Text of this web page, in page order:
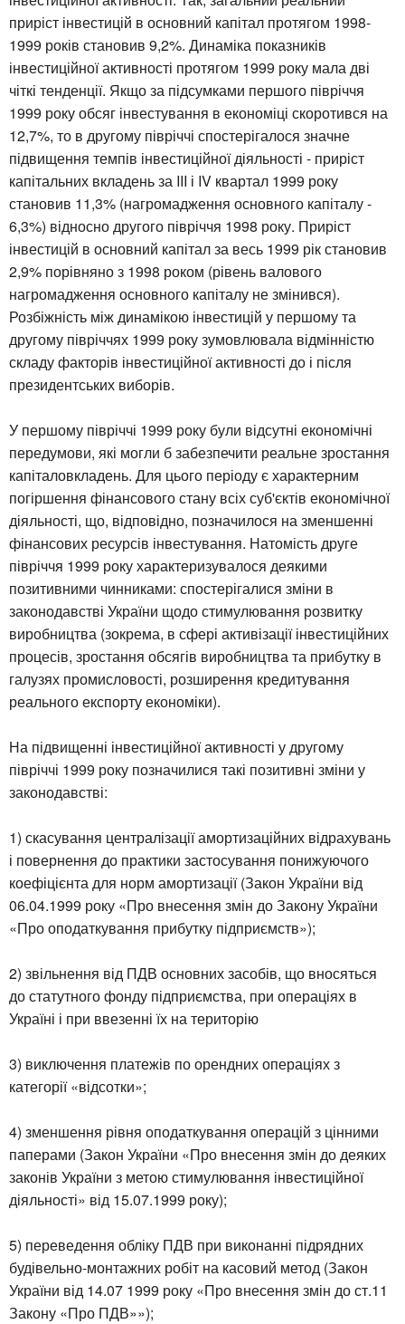
приріст інвестицій в основний капітал протягом 1998-
1999 років становив 9,2%. Динаміка показників
інвестиційної активності протягом 1999 року мала дві
чіткі тенденції. Якщо за підсумками першого півріччя
1999 року обсяг інвестування в економіці скоротився на
12,7%, то в другому півріччі спостерігалося значне
підвищення темпів інвестиційної діяльності - приріст
капітальних вкладень за III і IV квартал 1999 року
становив 11,3% (нагромадження основного капіталу -
6,3%) відносно другого півріччя 1998 року. Приріст
інвестицій в основний капітал за весь 1999 рік становив
2,9% порівняно з 1998 роком (рівень валового
нагромадження основного капіталу не змінився).
Розбіжність між динамікою інвестицій у першому та
другому півріччях 1999 року зумовлювала відмінністю
складу факторів інвестиційної активності до і після
президентських виборів.
У першому півріччі 1999 року були відсутні економічні
передумови, які могли б забезпечити реальне зростання
капіталовкладень. Для цього періоду є характерним
погіршення фінансового стану всіх суб'єктів економічної
діяльності, що, відповідно, позначилося на зменшенні
фінансових ресурсів інвестування. Натомість друге
півріччя 1999 року характеризувалося деякими
позитивними чинниками: спостерігалися зміни в
законодавстві України щодо стимулювання розвитку
виробництва (зокрема, в сфері активізації інвестиційних
процесів, зростання обсягів виробництва та прибутку в
галузях промисловості, розширення кредитування
реального експорту економіки).
На підвищенні інвестиційної активності у другому
півріччі 1999 року позначилися такі позитивні зміни у
законодавстві:
1) скасування централізації амортизаційних відрахувань
і повернення до практики застосування понижуючого
коефіцієнта для норм амортизації (Закон України від
06.04.1999 року «Про внесення змін до Закону України
«Про оподаткування прибутку підприємств»);
2) звільнення від ПДВ основних засобів, що вносяться
до статутного фонду підприємства, при операціях в
Україні і при ввезенні їх на територію
3) виключення платежів по орендних операціях з
категорії «відсотки»;
4) зменшення рівня оподаткування операцій з цінними
паперами (Закон України «Про внесення змін до деяких
законів України з метою стимулювання інвестиційної
діяльності» від 15.07.1999 року);
5) переведення обліку ПДВ при виконанні підрядних
будівельно-монтажних робіт на касовий метод (Закон
України від 14.07 1999 року «Про внесення змін до ст.11
Закону «Про ПДВ»»);